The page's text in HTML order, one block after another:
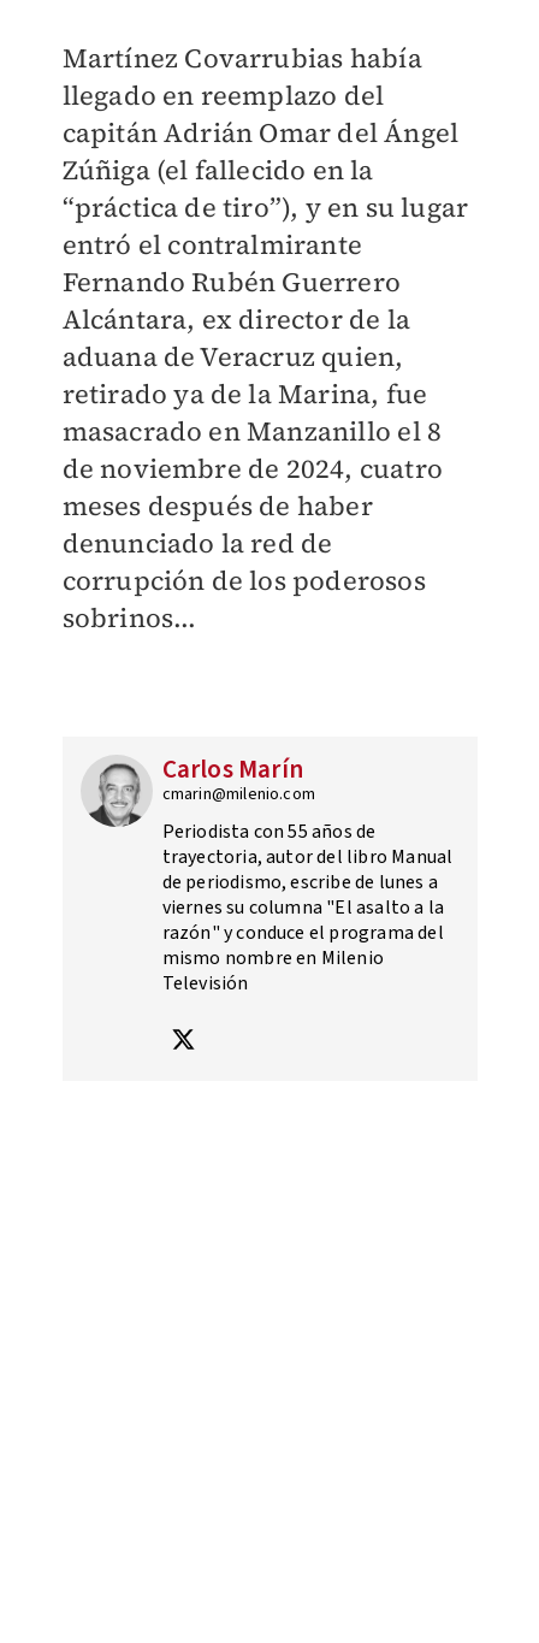
Martínez Covarrubias había
llegado en reemplazo del
capitán Adrián Omar del Ángel
Zúñiga (el fallecido en la
“práctica de tiro”), y en su lugar
entró el contralmirante
Fernando Rubén Guerrero
Alcántara, ex director de la
aduana de Veracruz quien,
retirado ya de la Marina, fue
masacrado en Manzanillo el 8
de noviembre de 2024, cuatro
meses después de haber
denunciado la red de
corrupción de los poderosos
sobrinos...
Carlos Marín
cmarin@milenio.com
Periodista con 55 años de
trayectoria, autor del libro Manual
de periodismo, escribe de lunes a
viernes su columna "El asalto a la
razón" y conduce el programa del
mismo nombre en Milenio
Televisión